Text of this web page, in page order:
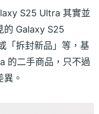
S25 Ultra 其實並
的 Galaxy S25
「拆封新品」等，基
的二手商品，只不過
。